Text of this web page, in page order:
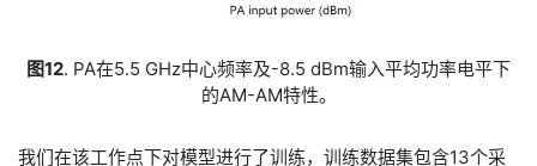
图12. PA在5.5 GHz中心频率及-8.5 dBm输入平均功率电平下
的AM-AM特性。
​我们在该工作点下对模型进行了训练，训练数据集包含13个采